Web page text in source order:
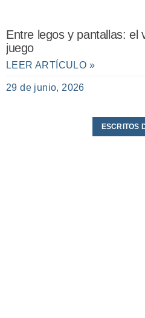
Entre legos y pantallas: el
juego
LEER ARTÍCULO »
29 de junio, 2026
ESCRITOS